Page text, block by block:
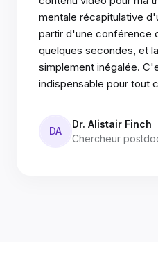
mentale récapitulative
partir d'une conférence
quelques secondes, et
simplement inégalée.
indispensable pour tout
DA
Dr. Alistair Finch
Chercheur